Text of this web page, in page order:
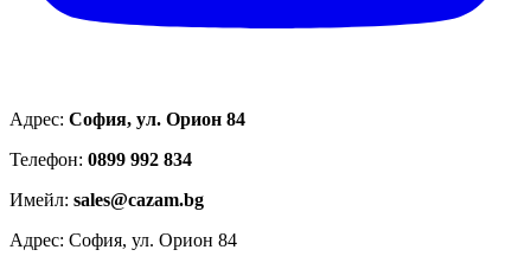
Адрес: София, ул. Орион 84
Телефон: 0899 992 834
Имейл: sales@cazam.bg
Адрес: София, ул. Орион 84